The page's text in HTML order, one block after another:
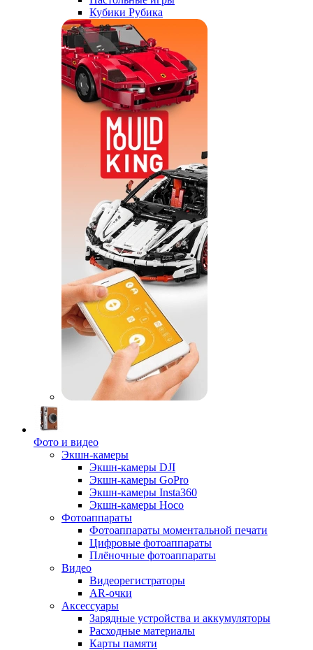
Кубики Рубика
Фото и видео
Экшн-камеры
Экшн-камеры DJI
Экшн-камеры GoPro
Экшн-камеры Insta360
Экшн-камеры Hoco
Фотоаппараты
Фотоаппараты моментальной печати
Цифровые фотоаппараты
Плёночные фотоаппараты
Видео
Видеорегистраторы
AR-очки
Аксессуары
Зарядные устройства и аккумуляторы
Расходные материалы
Карты памяти